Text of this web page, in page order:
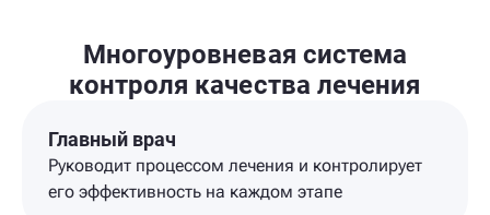
Многоуровневая система
контроля качества лечения
Главный врач
Руководит процессом лечения и контролирует
его эффективность на каждом этапе